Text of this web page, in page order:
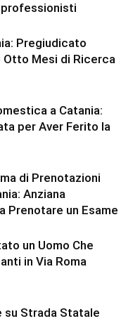
Pregiudicato
Mesi di Ricerca
a Catania:
per Aver Ferito la
di Prenotazioni
Anziana
Prenotare un Esame
un Uomo Che
in Via Roma
su Strada Statale